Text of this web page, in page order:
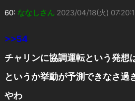
60: ななしさん 2023/04/18(火)
>>54
チャリンに協調運転という発想
というか挙動が予測できなさ過
やわ